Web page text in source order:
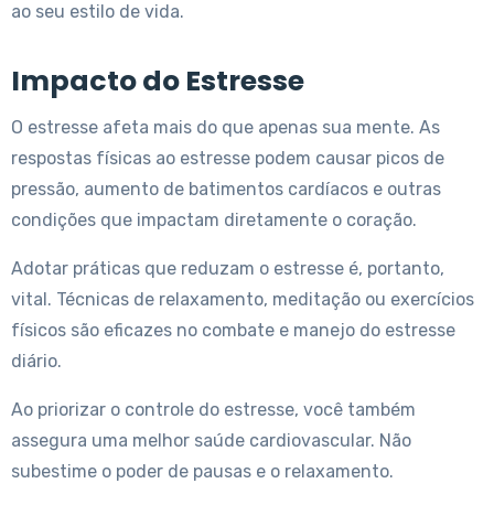
ao seu estilo de vida.
Impacto do Estresse
O estresse afeta mais do que apenas sua mente. As
respostas físicas ao estresse podem causar picos de
pressão, aumento de batimentos cardíacos e outras
condições que impactam diretamente o coração.
Adotar práticas que reduzam o estresse é, portanto,
vital. Técnicas de relaxamento, meditação ou exercícios
físicos são eficazes no combate e manejo do estresse
diário.
Ao priorizar o controle do estresse, você também
assegura uma melhor saúde cardiovascular. Não
subestime o poder de pausas e o relaxamento.